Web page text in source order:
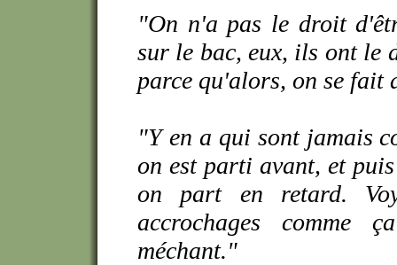
"On n'a pas le droit
sur le bac, eux, ils ont le
parce qu'alors, on se fait
"Y en a qui sont jamais
on est parti avant, et
on part en retard.
accrochages comme
méchant."